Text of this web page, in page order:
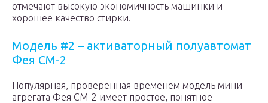
отмечают высокую экономичность машинки и
хорошее качество стирки.
Модель #2 – активаторный полуавтомат
Фея СМ-2
Популярная, проверенная временем модель мини-
агрегата Фея СМ-2 имеет простое, понятное